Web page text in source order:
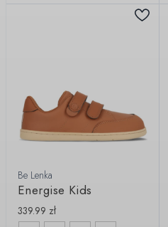
Be Lenka
Energise Kids
339.99 zł